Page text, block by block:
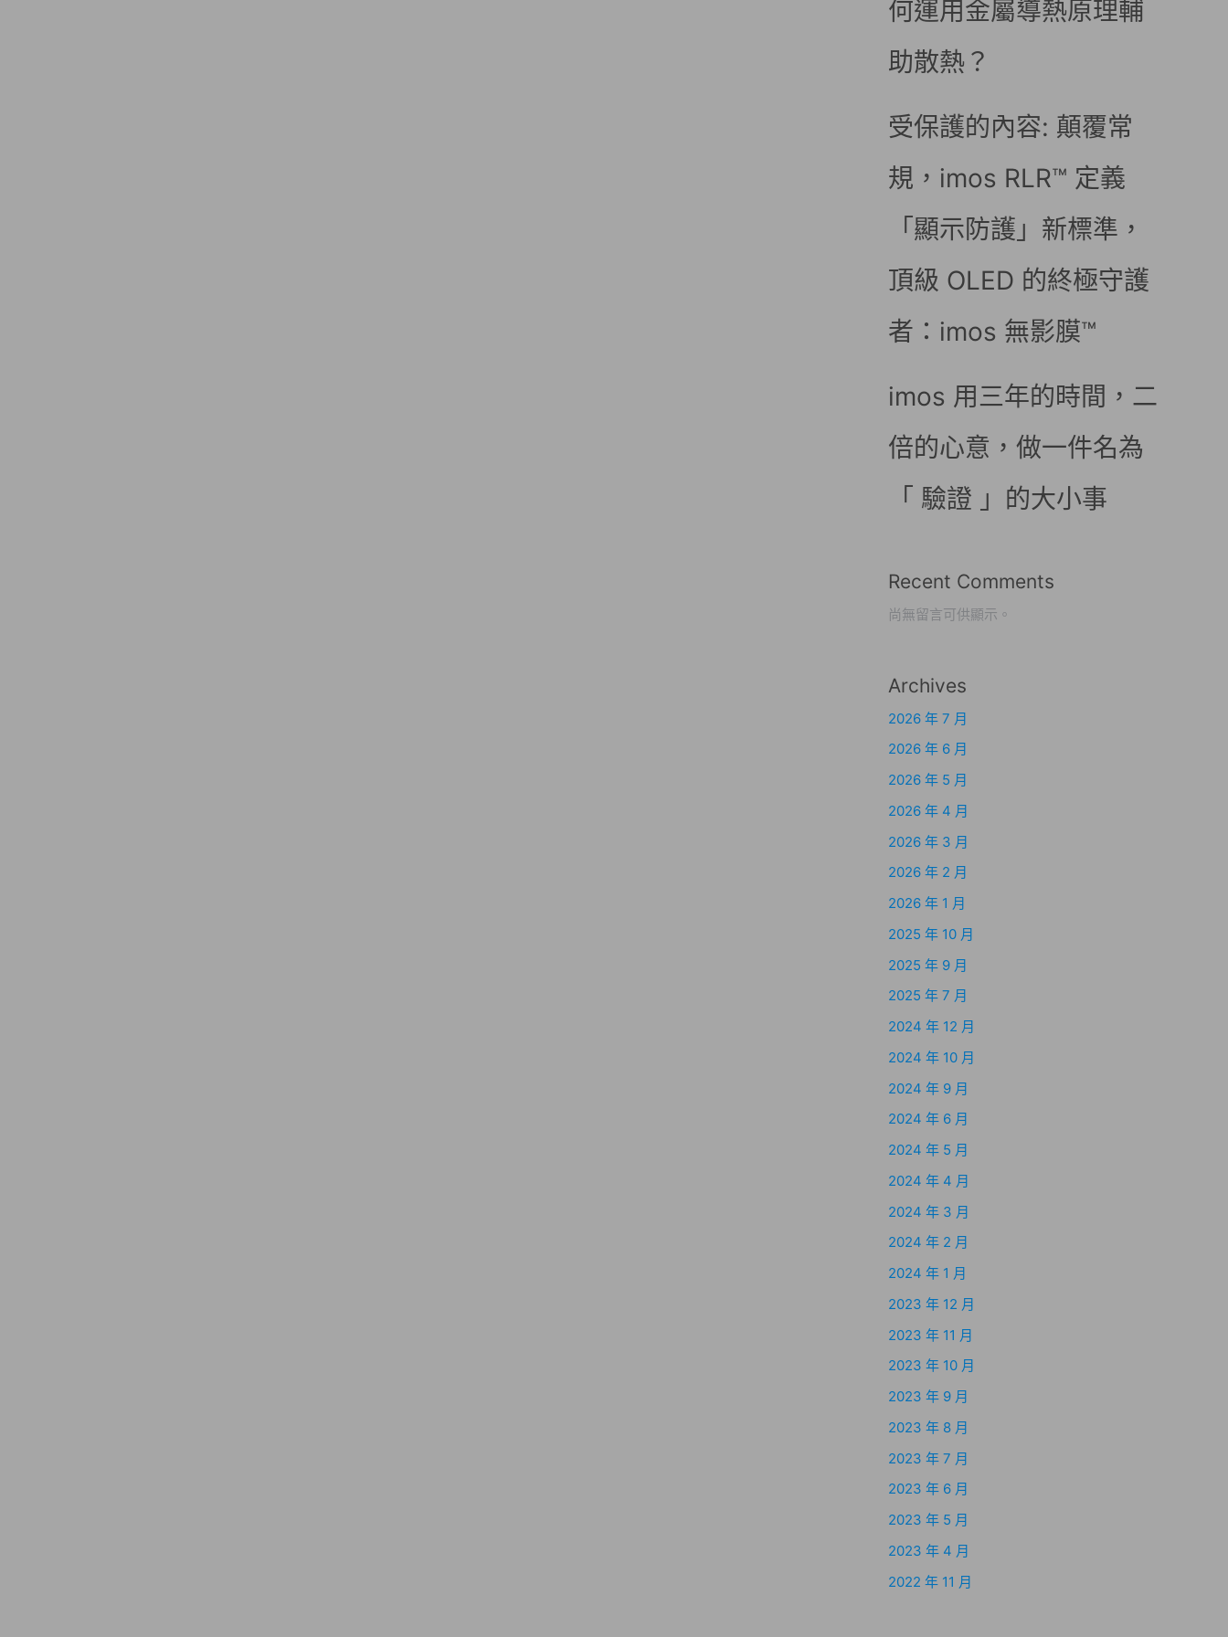
何運用金屬導熱原理輔
助散熱？
受保護的內容: 顛覆常
規，imos RLR™ 定義
「顯示防護」新標準，
頂級 OLED 的終極守護
者：imos 無影膜™
imos 用三年的時間，二
倍的心意，做一件名為
「 驗證 」的大小事
Recent Comments
尚無留言可供顯示。
Archives
2026 年 7 月
2026 年 6 月
2026 年 5 月
2026 年 4 月
2026 年 3 月
2026 年 2 月
2026 年 1 月
2025 年 10 月
2025 年 9 月
2025 年 7 月
2024 年 12 月
2024 年 10 月
2024 年 9 月
2024 年 6 月
2024 年 5 月
2024 年 4 月
2024 年 3 月
2024 年 2 月
2024 年 1 月
2023 年 12 月
2023 年 11 月
2023 年 10 月
2023 年 9 月
2023 年 8 月
2023 年 7 月
2023 年 6 月
2023 年 5 月
2023 年 4 月
2022 年 11 月